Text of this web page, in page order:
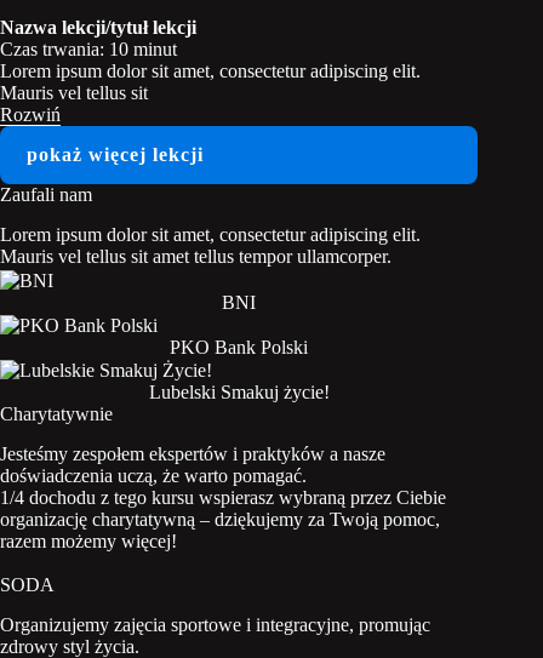
Nazwa lekcji/tytuł lekcji
Czas trwania: 10 minut
Lorem ipsum dolor sit amet, consectetur adipiscing elit.
Mauris vel tellus sit
Rozwiń
pokaż więcej lekcji
Zaufali nam
Lorem ipsum dolor sit amet, consectetur adipiscing elit.
Mauris vel tellus sit amet tellus tempor ullamcorper.
BNI
PKO Bank Polski
Lubelski Smakuj życie!
Charytatywnie
Jesteśmy zespołem ekspertów i praktyków a nasze
doświadczenia uczą, że warto pomagać.
1/4 dochodu z tego kursu wspierasz wybraną przez Ciebie
organizację charytatywną – dziękujemy za Twoją pomoc,
razem możemy więcej!
SODA
Organizujemy zajęcia sportowe i integracyjne, promując
zdrowy styl życia.